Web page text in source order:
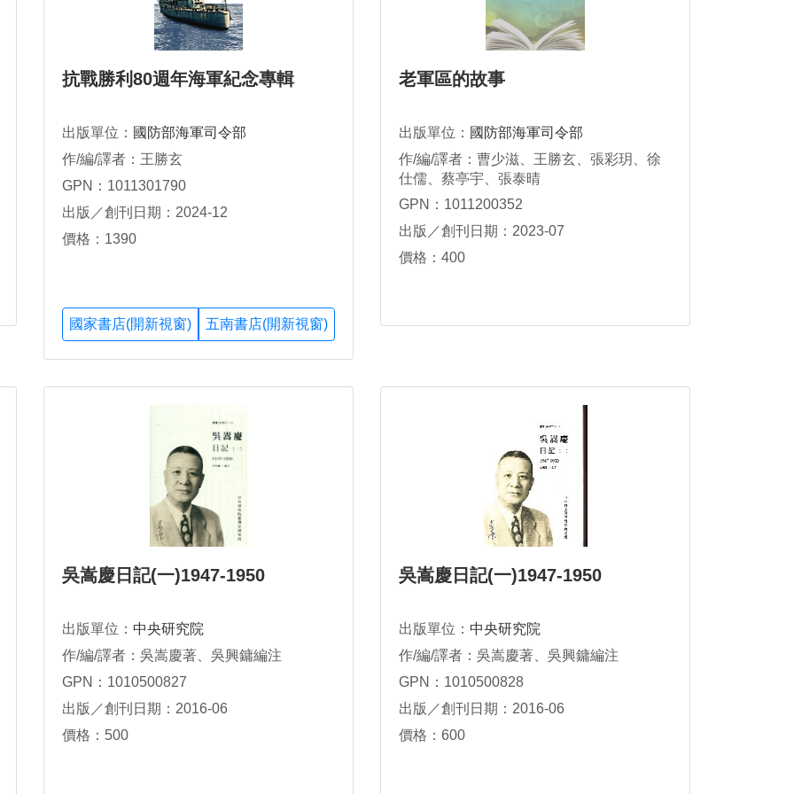
抗戰勝利80週年海軍紀念專輯
出版單位： 國防部海軍司令部
作/編/譯者：王勝玄
GPN：1011301790
出版／創刊日期：2024-12
價格：1390
國家書店(開新視窗) 五南書店(開新視窗)
老軍區的故事
出版單位： 國防部海軍司令部
作/編/譯者：曹少滋、王勝玄、張彩玥、徐
仕儒、蔡亭宇、張泰晴
GPN：1011200352
出版／創刊日期：2023-07
價格：400
吳嵩慶日記(一)1947-1950
出版單位： 中央研究院
作/編/譯者：吳嵩慶著、吳興鏞編注
GPN：1010500827
出版／創刊日期：2016-06
價格：500
吳嵩慶日記(一)1947-1950
出版單位： 中央研究院
作/編/譯者：吳嵩慶著、吳興鏞編注
GPN：1010500828
出版／創刊日期：2016-06
價格：600